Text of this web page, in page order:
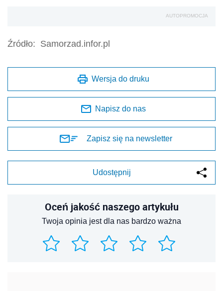
AUTOPROMOCJA
Źródło: Samorzad.infor.pl
Wersja do druku
Napisz do nas
Zapisz się na newsletter
Udostępnij
Oceń jakość naszego artykułu
Twoja opinia jest dla nas bardzo ważna